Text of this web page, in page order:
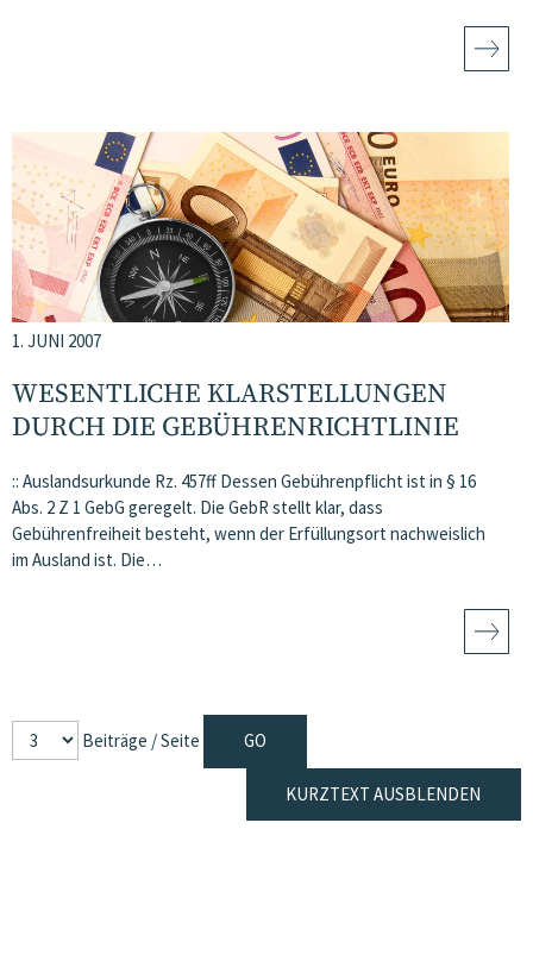
1. JUNI 2007
WESENTLICHE KLARSTELLUNGEN
DURCH DIE GEBÜHRENRICHTLINIE
:: Auslandsurkunde Rz. 457ff Dessen Gebührenpflicht ist in § 16
Abs. 2 Z 1 GebG geregelt. Die GebR stellt klar, dass
Gebührenfreiheit besteht, wenn der Erfüllungsort nachweislich
im Ausland ist. Die…
Beiträge / Seite
KURZTEXT AUSBLENDEN